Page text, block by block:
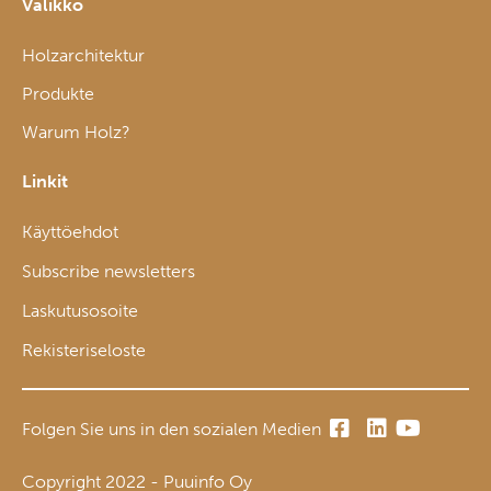
Valikko
Holzarchitektur
Produkte
Warum Holz?
Linkit
Käyttöehdot
Subscribe newsletters
Laskutusosoite
Rekisteriseloste
Folgen Sie uns in den sozialen Medien
Copyright 2022 - Puuinfo Oy